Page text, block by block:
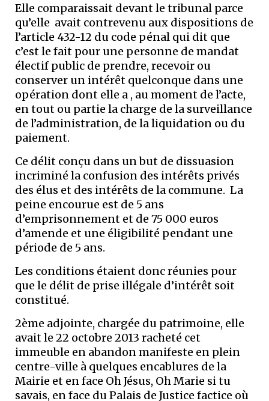
Elle comparaissait devant le tribunal parce
qu’elle avait contrevenu aux dispositions de
l’article 432-12 du code pénal qui dit que
c’est le fait pour une personne de mandat
électif public de prendre, recevoir ou
conserver un intérêt quelconque dans une
opération dont elle a , au moment de l’acte,
en tout ou partie la charge de la surveillance
de l’administration, de la liquidation ou du
paiement.
Ce délit conçu dans un but de dissuasion
incriminé la confusion des intérêts privés
des élus et des intérêts de la commune. La
peine encourue est de 5 ans
d’emprisonnement et de 75 000 euros
d’amende et une éligibilité pendant une
période de 5 ans.
Les conditions étaient donc réunies pour
que le délit de prise illégale d’intérêt soit
constitué.
2ème adjointe, chargée du patrimoine, elle
avait le 22 octobre 2013 racheté cet
immeuble en abandon manifeste en plein
centre-ville à quelques encablures de la
Mairie et en face Oh Jésus, Oh Marie si tu
savais, en face du Palais de Justice factice où